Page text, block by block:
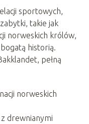
sportowych,
takie jak
norweskich królów,
historią.
pełną
norweskich
drewnianymi